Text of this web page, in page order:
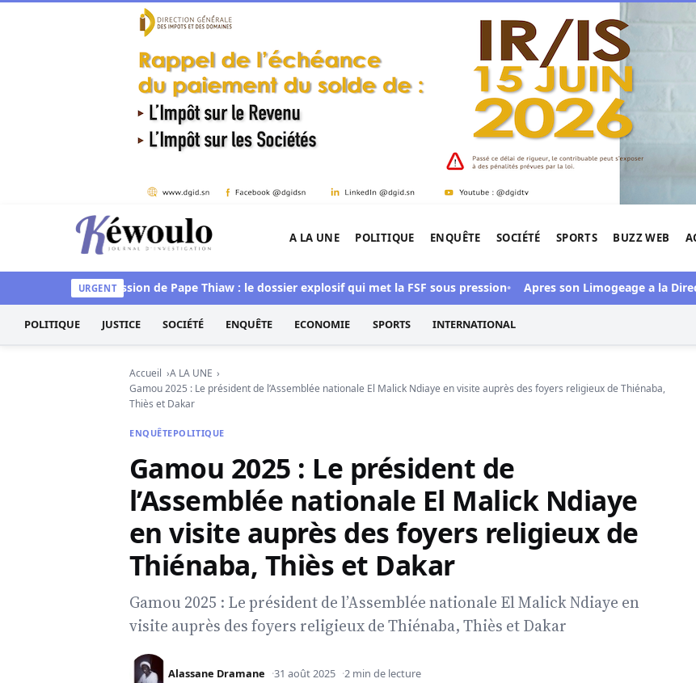
Aller au contenu
Kéwoulo, le premier site d'information et d'investigation de l'Afrique.
A LA UNE POLITIQUE ENQUÊTE SOCIÉTÉ SPORTS BUZZ WEB
URGENT
Succession de Pape Thiaw : le dossier explosif qui met la FSF sous pression Apres son Limogeage a la Direction
POLITIQUE JUSTICE SOCIÉTÉ ENQUÊTE ECONOMIE SPORTS INTERNATIONAL
Accueil
A LA UNE
Gamou 2025 : Le président de l’Assemblée nationale El Malick Ndiaye en visite auprès des foyers religieux de Thiénaba,
Thiès et Dakar
ENQUÊTEPOLITIQUE
Gamou 2025 : Le président de
l’Assemblée nationale El Malick Ndiaye
en visite auprès des foyers religieux de
Thiénaba, Thiès et Dakar
Gamou 2025 : Le président de l’Assemblée nationale El Malick Ndiaye en
visite auprès des foyers religieux de Thiénaba, Thiès et Dakar
Alassane Dramane 31 août 2025 2 min de lecture